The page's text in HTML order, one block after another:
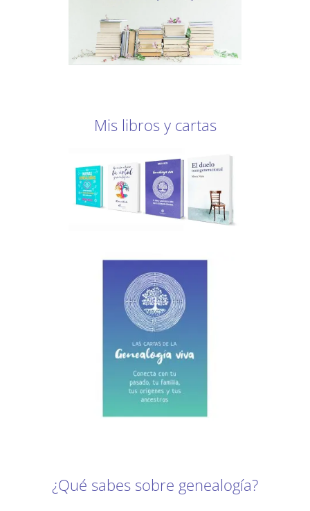
Mis libros y cartas
¿Qué sabes sobre genealogía?